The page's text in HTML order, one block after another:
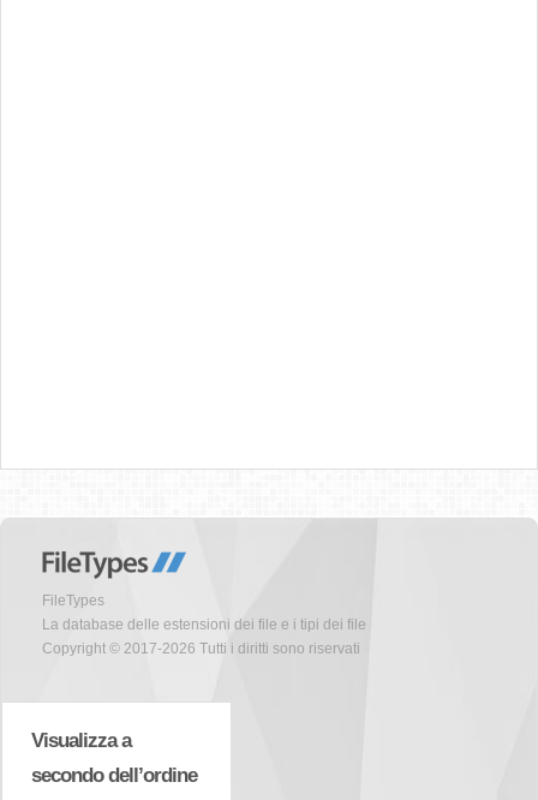
FileTypes
La database delle estensioni dei file e i tipi dei file
Copyright © 2017-2026 Tutti i diritti sono riservati
Visualizza a
secondo dell’ordine